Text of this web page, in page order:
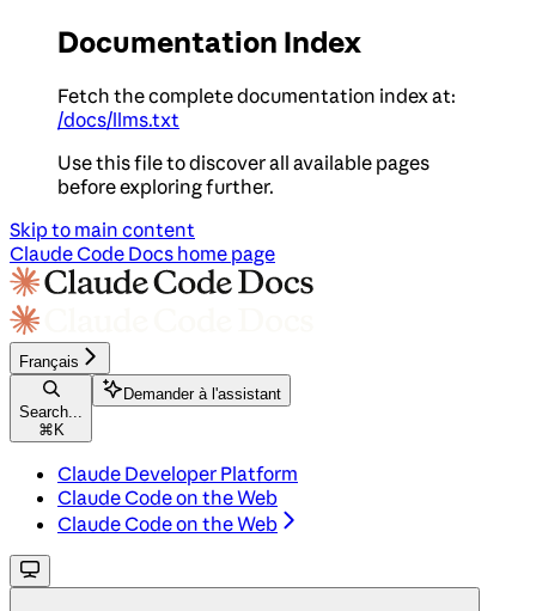
Documentation Index
Fetch the complete documentation index at:
/docs/llms.txt
Use this file to discover all available pages
before exploring further.
Skip to main content
Claude Code Docs home page
Français
Search...
⌘ K
Demander à l'assistant
Claude Developer Platform
Claude Code on the Web
Claude Code on the Web